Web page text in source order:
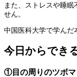
また、ストレスや睡
せん。
中国医科大学で学んだ
今日からでき
①目の周りのツボマ